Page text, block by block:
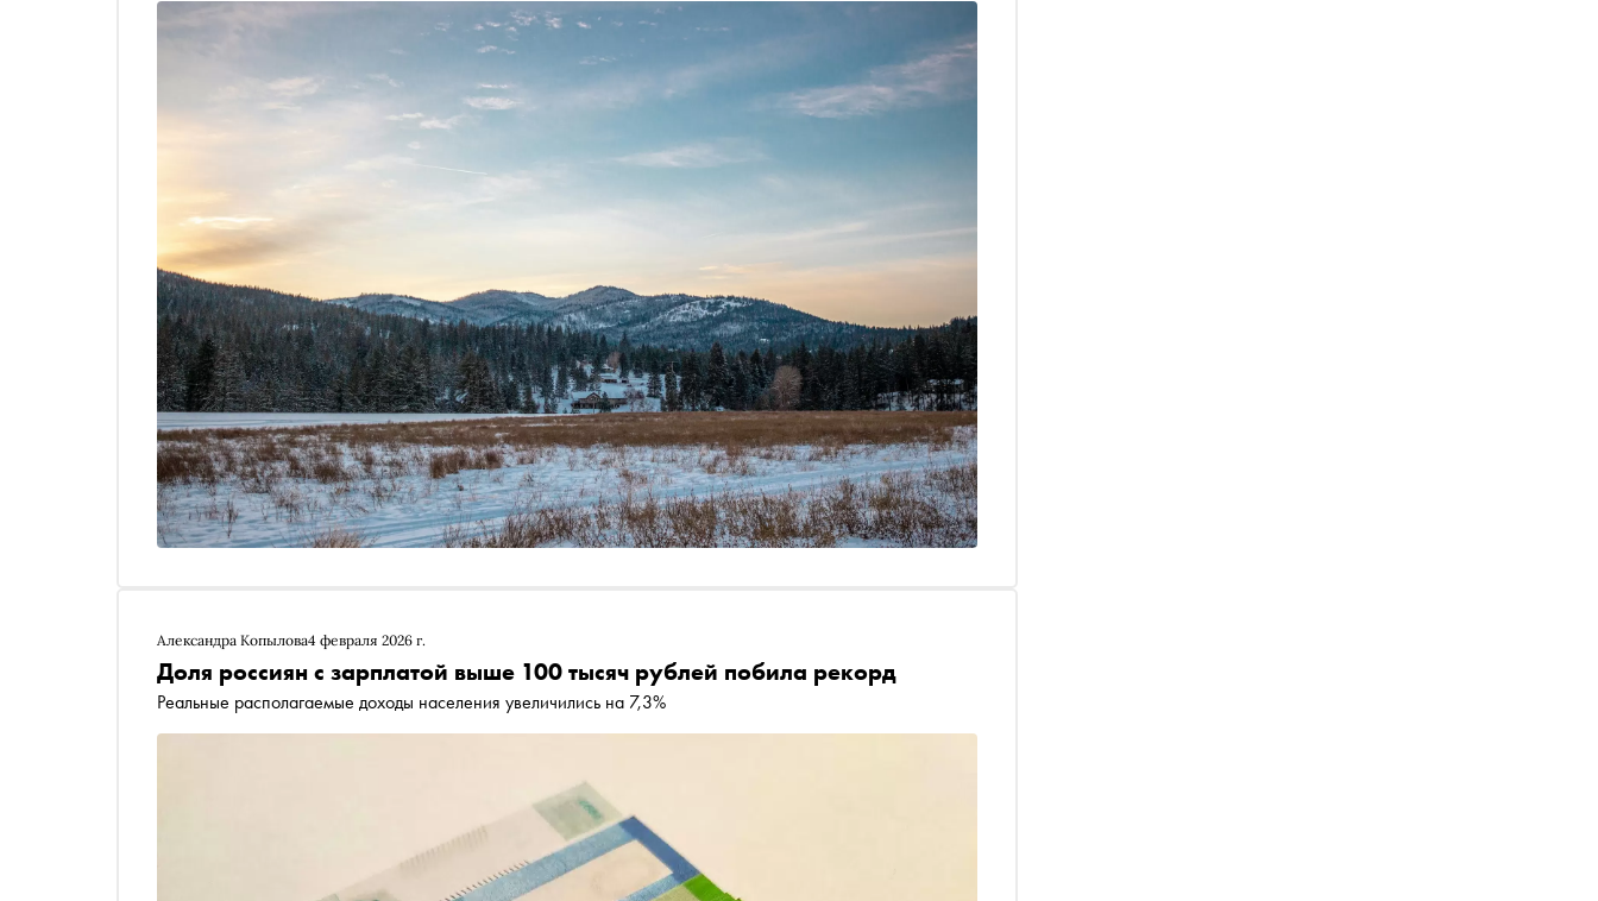
Александра Копылова4 февраля 2026 г.
Доля россиян с зарплатой выше 100 тысяч рублей побила рекорд
Реальные располагаемые доходы населения увеличились на 7,3%